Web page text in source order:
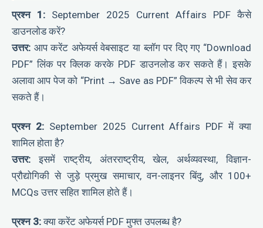
प्रश्न 1: September 2025 Current Affairs PDF कैसे
डाउनलोड करें?
उत्तर: आप करेंट अफेयर्स वेबसाइट या ब्लॉग पर दिए गए “Download
PDF” लिंक पर क्लिक करके PDF डाउनलोड कर सकते हैं। इसके
अलावा आप पेज को “Print → Save as PDF” विकल्प से भी सेव कर
सकते हैं।
प्रश्न 2:September 2025 Current Affairs PDF में क्या
शामिल होता है?
उत्तर: इसमें राष्ट्रीय, अंतरराष्ट्रीय, खेल, अर्थव्यवस्था, विज्ञान-
प्रौद्योगिकी से जुड़े प्रमुख समाचार, वन-लाइनर बिंदु, और 100+
MCQs उत्तर सहित शामिल होते हैं।
प्रश्न 3:क्या करेंट अफेयर्स PDF मुफ्त उपलब्ध है?